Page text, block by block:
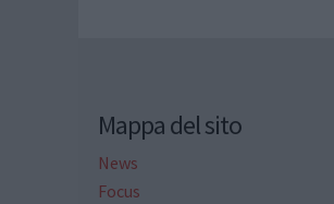
Mappa del sito
News
Focus